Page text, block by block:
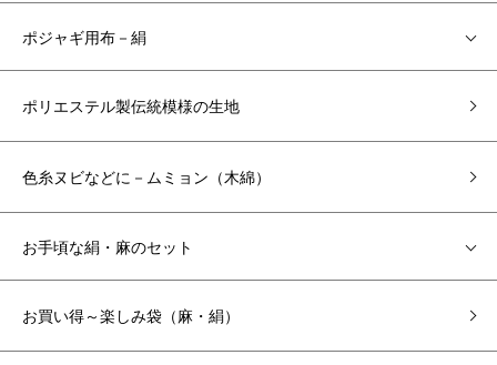
ポジャギ用布－絹
ポリエステル製伝統模様の生地
色糸ヌビなどに－ムミョン（木綿）
お手頃な絹・麻のセット
お買い得～楽しみ袋（麻・絹）